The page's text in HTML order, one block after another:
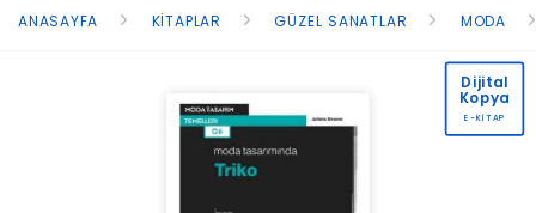
ANASAYFA KITAPLAR GÜZEL SANATLAR MODA
Dijital
Kopya
E-KİTAP